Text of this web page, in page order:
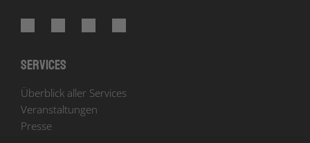
Services
Überblick aller Services
Veranstaltungen
Presse